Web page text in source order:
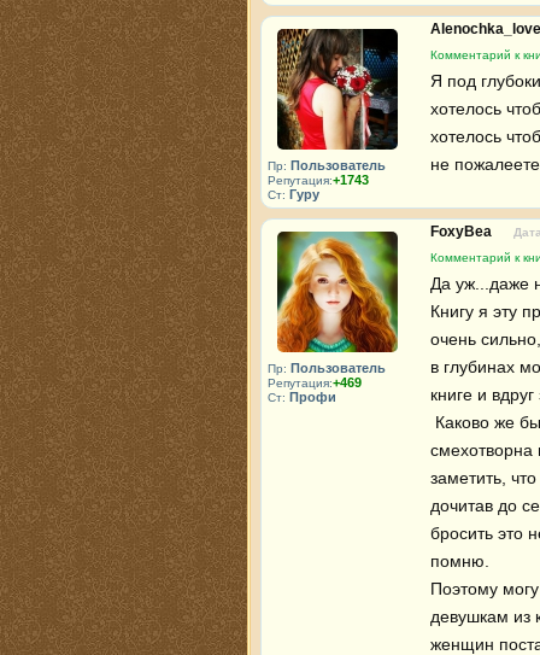
Пр: Пользователь
Репутация:+1743
Ст: Гуру
Комментарий к
Я под
хотелось
хотелось
не пожалеете
Пр: Пользователь
Репутация:+469
Ст: Профи
FoxyBea
Комментарий к
Да уж...даже
Книгу я эту
очень
в глубинах
книге и
смехотворна
заметить,
дочитав до
бросить это
помню.
Поэтому
девушкам из
женщин